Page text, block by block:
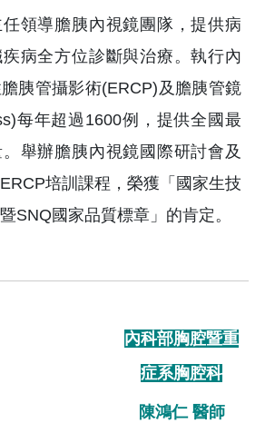
領導膽胰內視鏡團隊，提供病
病全方位診斷與治療。執行內
胰管攝影術(ERCP)及膽胰管鏡
每年超過1600例，提供全國最
舉辦膽胰內視鏡國際研討會及
培訓課程，榮獲「國家生技
SNQ國家品質標章」的肯定。
內科部胸腔暨重
症系胸腔科
陳鴻仁 醫師